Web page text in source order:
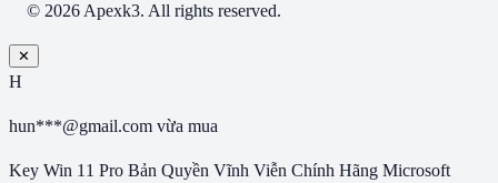
© 2026 Apexk3. All rights reserved.
✕
H
hun***@gmail.com vừa mua
Key Win 11 Pro Bản Quyền Vĩnh Viễn Chính Hãng Microsoft